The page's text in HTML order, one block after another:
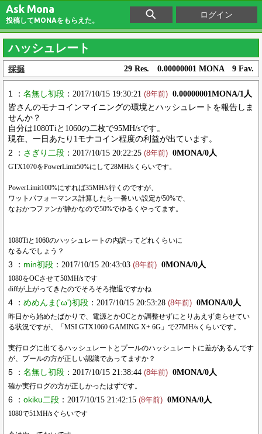
Ask Mona
投稿してMONAをもらえた。
ログイン
ハッシュレート
採掘 29 Res. 0.00000001 MONA 9 Fav.
1 ： 名無し初段 ：2017/10/15 19:30:21 (8年前) 0.00000001MONA/1人
皆さんのモナコインマイニングの環境とハッシュレートを報告しま
せんか？
自分は1080Tiと1060の二枚で95MH/sです。
現在、一日あたり1モナコイン程度の利益が出ています。
2 ： さぎり二段 ：2017/10/15 20:22:25 (8年前) 0MONA/0人
GTX1070をPowerLimit50%にして28MH/sくらいです。
PowerLimit100%にすれば35MH/s行くのですが、
ワットパフォーマンス計算したら一番いい設定が50%で、
なおかつファンが静かなので50%でゆるくやってます。
1080Tiと1060のハッシュレートの内訳ってどれくらいに
なるんでしょう？
3 ： min初段 ：2017/10/15 20:43:03 (8年前) 0MONA/0人
1080をOCさせて50MH/sです
diffが上がってきたのでそろそろ撤退ですかね
4 ： めめんま('ω')初段 ：2017/10/15 20:53:28 (8年前) 0MONA/0人
昨日から始めたばかりで、電源とかOCとか調整せずにとりあえず走らせてい
る状況ですが、「MSI GTX1060 GAMING X+ 6G」で27MH/sくらいです。
実行ログに出てるハッシュレートとプールのハッシュレートに差があるんです
が、プールの方が正しい認識であってますか？
5 ： 名無し初段 ：2017/10/15 21:38:44 (8年前) 0MONA/0人
確か実行ログの方が正しかったはずです。
6 ： okiku二段 ：2017/10/15 21:42:15 (8年前) 0MONA/0人
1080で51MH/sぐらいです